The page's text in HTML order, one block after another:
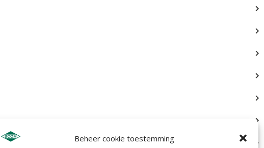
Beheer cookie toestemming